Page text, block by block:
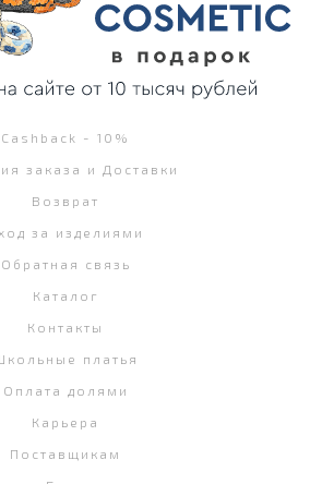
Cashback - 10%
заказа и Доставки
Возврат
за изделиями
Обратная связь
Каталог
Контакты
платья
Оплата долями
Карьера
Поставщикам